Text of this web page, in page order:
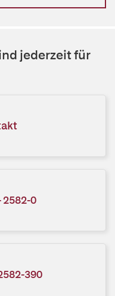
jederzeit für
2582-0
390